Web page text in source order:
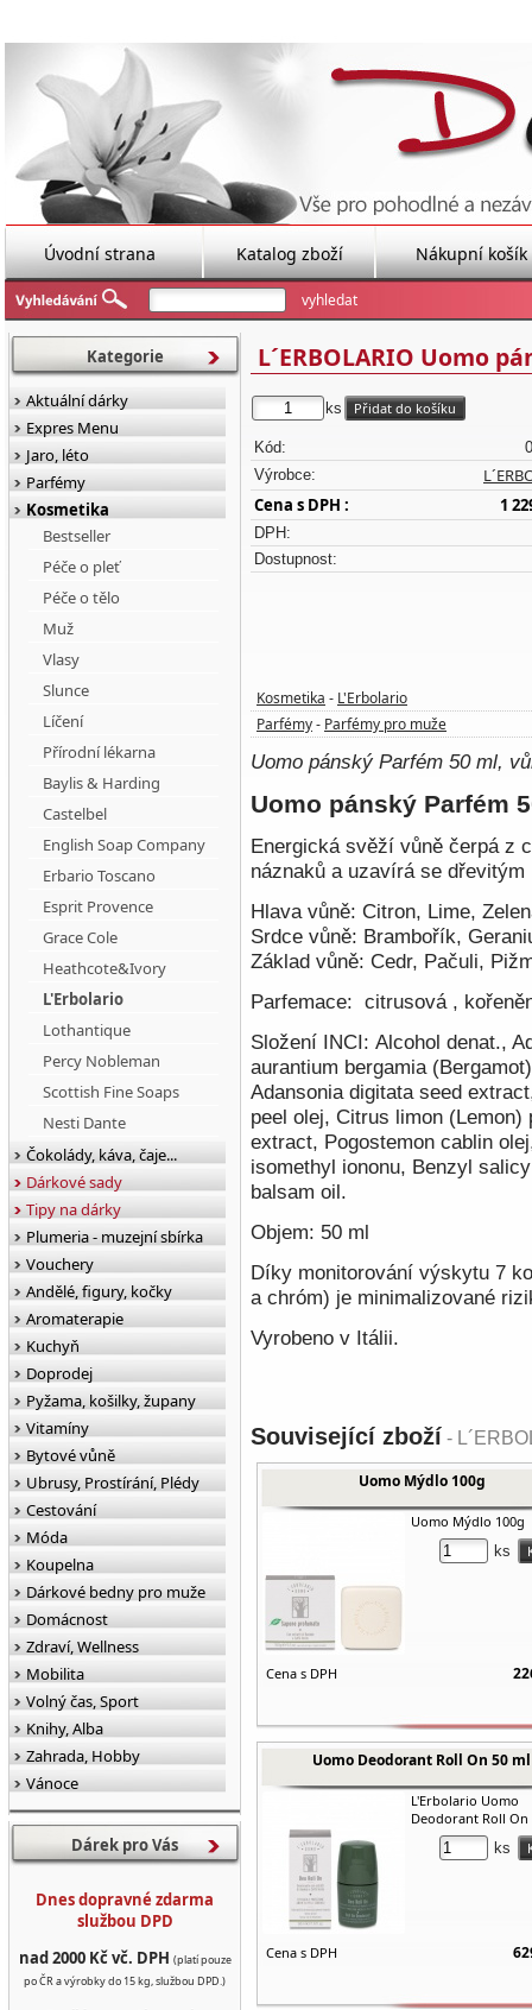
Úvodní strana Katalog zboží Nákupní košík
L´ERBOLARIO Uomo
ks
Kód:
Výrobce:
Cena s DPH :
1
DPH:
Dostupnost:
Kosmetika - L'Erbolario
Parfémy - Parfémy pro muže
Uomo pánský Parfém 50 ml,
Uomo pánský Parfém
Energická svěží vůně čerpá z
náznaků a uzavírá se dřevitým
Hlava vůně: Citron, Lime,
Srdce vůně: Brambořík,
Základ vůně: Cedr, Pačuli,
Parfemace: citrusová ,
Složení INCI: Alcohol denat.,
aurantium bergamia
Adansonia digitata seed
peel olej, Citrus limon
extract, Pogostemon cablin
isomethyl iononu, Benzyl
balsam oil.
Objem: 50 ml
Díky monitorování výskytu 7
a chróm) je minimalizované
Vyrobeno v Itálii.
Související zboží -
Uomo Mýdlo 100g
Uomo Mýdlo 100g
ks
Cena s DPH
Uomo Deodorant Roll On 50 ml
L'Erbolario Uomo
Deodorant Roll On
ks
Cena s DPH
Kategorie
Aktuální dárky
Expres Menu
Jaro, léto
Parfémy
Kosmetika
Bestseller
Péče o pleť
Péče o tělo
Muž
Vlasy
Slunce
Líčení
Přírodní lékarna
Baylis & Harding
Castelbel
English Soap Company
Erbario Toscano
Esprit Provence
Grace Cole
Heathcote&Ivory
L'Erbolario
Lothantique
Percy Nobleman
Scottish Fine Soaps
Nesti Dante
Čokolády, káva, čaje...
Dárkové sady
Tipy na dárky
Plumeria - muzejní sbírka
Vouchery
Andělé, figury, kočky
Aromaterapie
Kuchyň
Doprodej
Pyžama, košilky, župany
Vitamíny
Bytové vůně
Ubrusy, Prostírání, Plédy
Cestování
Móda
Koupelna
Dárkové bedny pro muže
Domácnost
Zdraví, Wellness
Mobilita
Volný čas, Sport
Knihy, Alba
Zahrada, Hobby
Vánoce
Dárek pro Vás
Dnes dopravné zdarma
službou DPD
nad 2000 Kč vč. DPH (platí pouze
po ČR a výrobky do 15 kg, službou DPD.)